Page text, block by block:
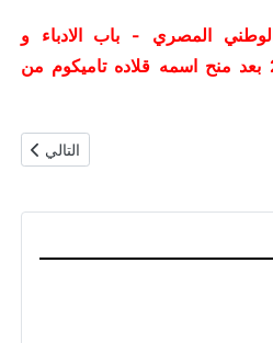
المصري - باب الادباء و
المفكرين في 24-6-2018 بعد منح اسمه قلاده تاميكوم من
المقال
التالي